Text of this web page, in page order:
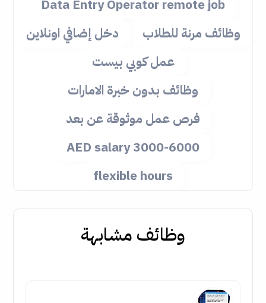
Data Entry Operator remote job
وظائف مرنة للطلاب
دخل إضافي اونلاين
عمل كوبي بيست
وظائف بدون خبرة الامارات
فرص عمل موثوقة عن بعد
3000-6000 AED salary
flexible hours
وظائف مشابهة